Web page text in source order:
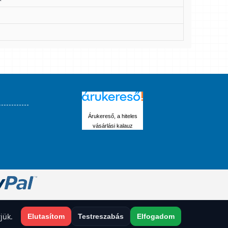
Árukereső, a hiteles
vásárlási kalauz
Elutasítom Testreszabás Elfogadom